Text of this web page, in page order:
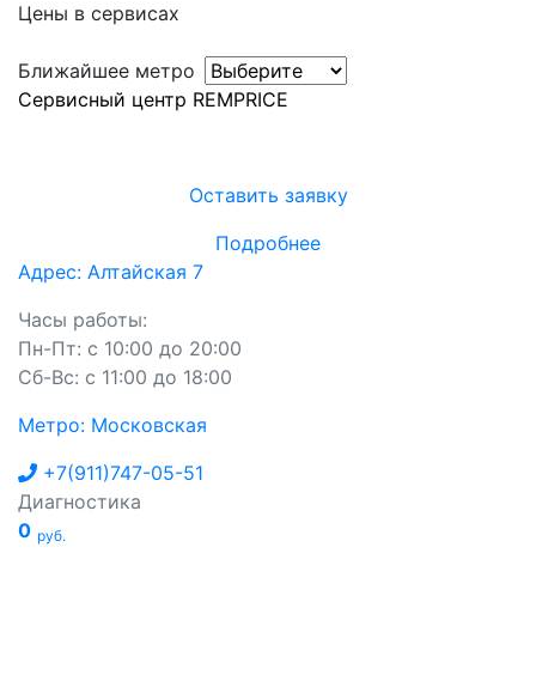
Цены в сервисах
Ближайшее метро
Сервисный центр REMPRICE
Оставить заявку
Подробнее
Адрес: Алтайская 7
Часы работы:
Пн-Пт: с 10:00 до 20:00
Сб-Вс: с 11:00 до 18:00
Метро: Московская
+7(911)747-05-51
Диагностика
0 руб.